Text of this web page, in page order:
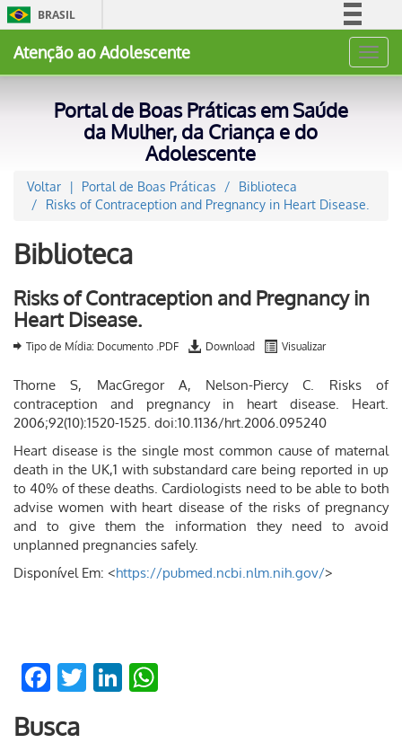
BRASIL
Acesso à informação
Atenção ao Adolescente
Portal de Boas Práticas em Saúde
da Mulher, da Criança e do
Adolescente
Voltar Portal de Boas Práticas
Biblioteca
Risks of Contraception and Pregnancy in Heart Disease.
Biblioteca
Risks of Contraception and Pregnancy in
Heart Disease.
Tipo de Mídia: Documento .PDF Download Visualizar
Thorne S, MacGregor A, Nelson-Piercy C. Risks of
contraception and pregnancy in heart disease. Heart.
2006;92(10):1520-1525. doi:10.1136/hrt.2006.095240
Heart disease is the single most common cause of maternal
death in the UK,1 with substandard care being reported in up
to 40% of these deaths. Cardiologists need to be able to both
advise women with heart disease of the risks of pregnancy
and to give them the information they need to avoid
unplanned pregnancies safely.
Disponível Em: <https://pubmed.ncbi.nlm.nih.gov/>
Facebook
TwitterLinkedIn
Busca